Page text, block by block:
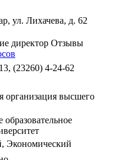
ул. Лихачева, д. 62
директор Отзывы
(23260) 4-24-62
организация высшего
образовательное
Экономический